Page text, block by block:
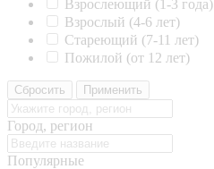
Взрослеющий (1-3 года)
Взрослый (4-6 лет)
Стареющий (7-11 лет)
Пожилой (от 12 лет)
Сбросить Применить
Город, регион
Популярные